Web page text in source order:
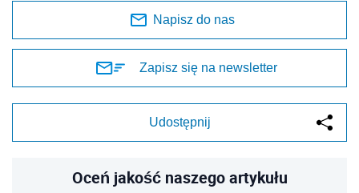
Napisz do nas
Zapisz się na newsletter
Udostępnij
Oceń jakość naszego artykułu